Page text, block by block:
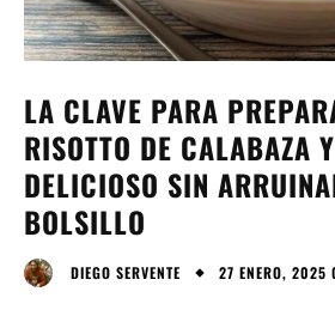
LA CLAVE PARA
RISOTTO DE CALABAZA
DELICIOSO SIN
BOLSILLO
DIEGO SERVENTE 27 ENERO, 2025